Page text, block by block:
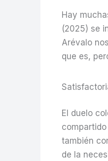
Hay
(2025) se
Arévalo
que es,
El duelo
también
de la